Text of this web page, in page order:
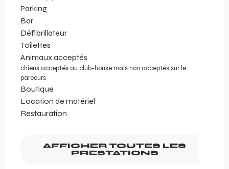
Parking
Bar
Défibrillateur
Toilettes
Animaux acceptés
chiens acceptés au club-house mais non acceptés sur le
parcours
Boutique
Location de matériel
Restauration
AFFICHER TOUTES LES
PRESTATIONS